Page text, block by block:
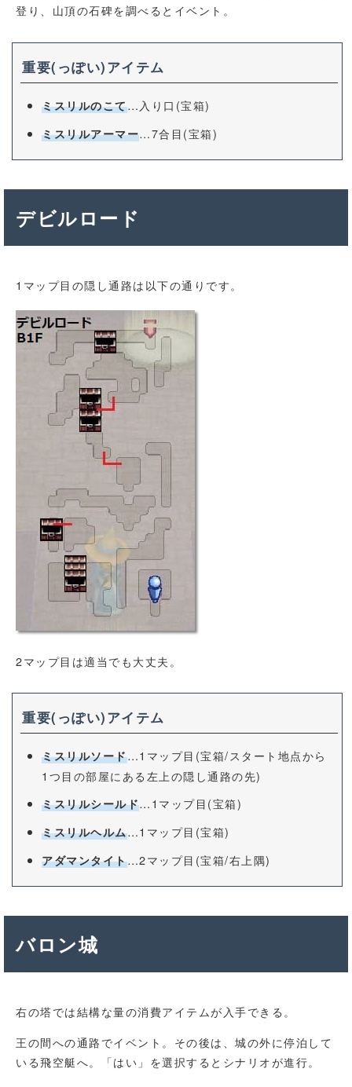
登り、山頂の石碑を調べるとイベント。
重要(っぽい)アイテム
ミスリルのこて…入り口(宝箱)
ミスリルアーマー…7合目(宝箱)
デビルロード
1マップ目の隠し通路は以下の通りです。
2マップ目は適当でも大丈夫。
重要(っぽい)アイテム
ミスリルソード…1マップ目(宝箱/スタート地点から
1つ目の部屋にある左上の隠し通路の先)
ミスリルシールド…1マップ目(宝箱)
ミスリルヘルム…1マップ目(宝箱)
アダマンタイト…2マップ目(宝箱/右上隅)
バロン城
右の塔では結構な量の消費アイテムが入手できる。
王の間への通路でイベント。その後は、城の外に停泊して
いる飛空艇へ。「はい」を選択するとシナリオが進行。